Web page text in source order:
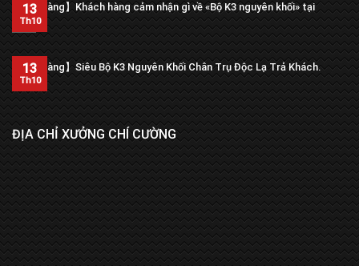
【Trả hàng】Khách hàng cảm nhận gì về «Bộ K3 nguyên khối» tại
xưởng?
13
Th10
【Trả hàng】Siêu Bộ K3 Nguyên Khối Chân Trụ Độc Lạ Trả Khách.
13
Th10
ĐỊA CHỈ XƯỞNG CHÍ CƯỜNG